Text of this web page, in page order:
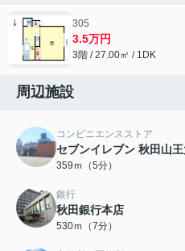
305
3.5万円
3階 / 27.00㎡ / 1DK
周辺施設
コンビニエンスストア
セブンイレブン 秋田山
359ｍ（5分）
銀行
秋田銀行本店
530ｍ（7分）